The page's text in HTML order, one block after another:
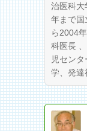
治医科大
年まで国
ら2004
科医長
児セン
学、発達